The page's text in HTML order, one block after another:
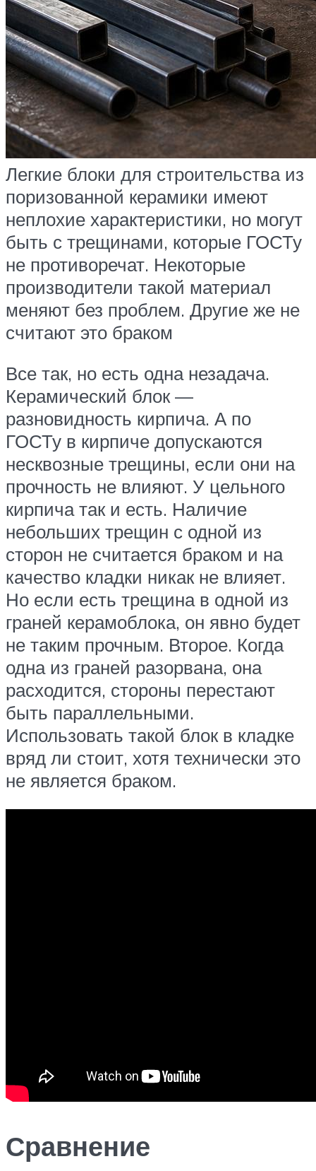
Легкие блоки для строительства из
поризованной керамики имеют
неплохие характеристики, но могут
быть с трещинами, которые ГОСТу
не противоречат. Некоторые
производители такой материал
меняют без проблем. Другие же не
считают это браком
Все так, но есть одна незадача.
Керамический блок —
разновидность кирпича. А по
ГОСТу в кирпиче допускаются
несквозные трещины, если они на
прочность не влияют. У цельного
кирпича так и есть. Наличие
небольших трещин с одной из
сторон не считается браком и на
качество кладки никак не влияет.
Но если есть трещина в одной из
граней керамоблока, он явно будет
не таким прочным. Второе. Когда
одна из граней разорвана, она
расходится, стороны перестают
быть параллельными.
Использовать такой блок в кладке
вряд ли стоит, хотя технически это
не является браком.
Сравнение